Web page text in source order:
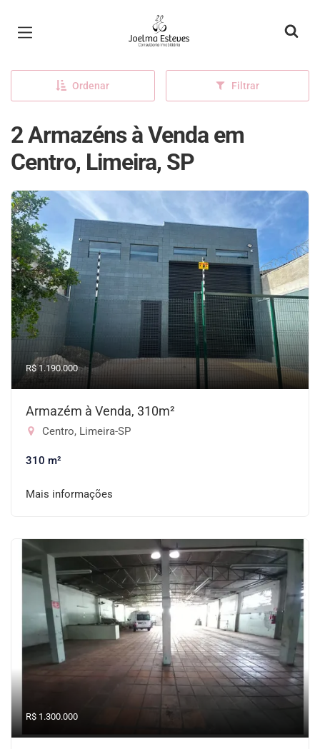
Página inicial
Ordenar Filtrar
2 Armazéns à Venda em
Centro, Limeira, SP
R$ 1.190.000
Armazém à Venda, 310m²
Centro, Limeira-SP
310 m²
Mais informações
R$ 1.300.000